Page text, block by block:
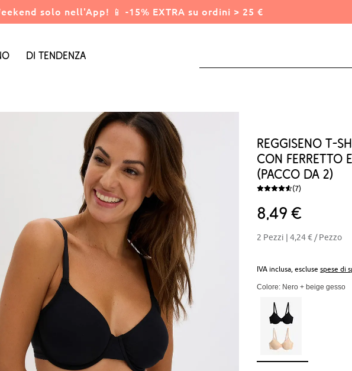
solo nell'App! 📱 -15% EXTRA su ordini > 25 €
Di tendenza
Reggiseno t-
con ferretto
(pacco da 2)
(7)
8 49 €
2 Pezzi |4,24 € / Pezzo
IVA inclusa, escluse spese di
Colore: Nero + beige gesso